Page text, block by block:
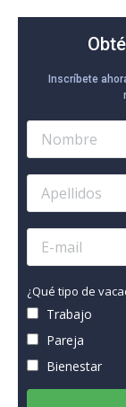
Inscríbete
¿Qué tipo de
Trabajo
Pareja
Bienestar